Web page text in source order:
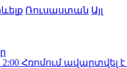
Ռուսաստան Այլ
Հռոմում ավարտվել է